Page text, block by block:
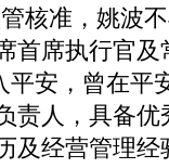
核准，姚波
首席执行官
平安，曾在平
责人，具备
及经营管理经